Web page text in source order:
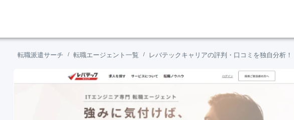
転職派遣サーチ 転職エージェント一覧 レバテックキャリアの評判・口コミを独自分析！